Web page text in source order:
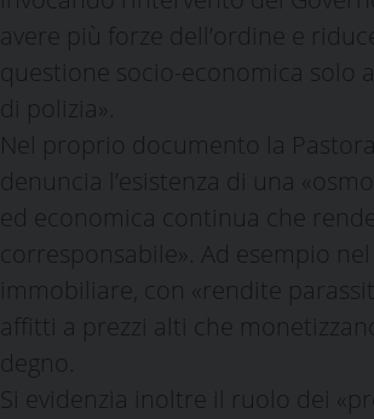
avere più forze dell’ordine e
questione socio-economica solo
di polizia».
Nel proprio documento la
denuncia l’esistenza di una
ed economica continua che
corresponsabile». Ad esempio nel
immobiliare, con «rendite
affitti a prezzi alti che
degno.
Si evidenzia inoltre il ruolo dei